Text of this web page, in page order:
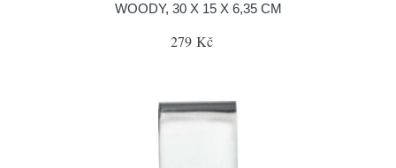
WOODY, 30 X 15 X 6,35 CM
279 Kč